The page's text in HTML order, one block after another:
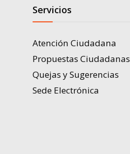
Servicios
Atención Ciudadana
Propuestas Ciudadanas
Quejas y Sugerencias
Sede Electrónica